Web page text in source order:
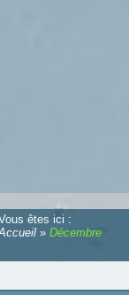
êtes ici :
»Décembre